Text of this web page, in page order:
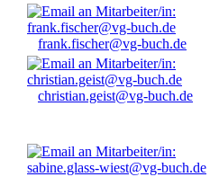
frank.fischer@vg-buch.de
christian.geist@vg-buch.de